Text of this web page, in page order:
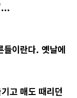
들이란다. 옛날에
고 매도 때리던